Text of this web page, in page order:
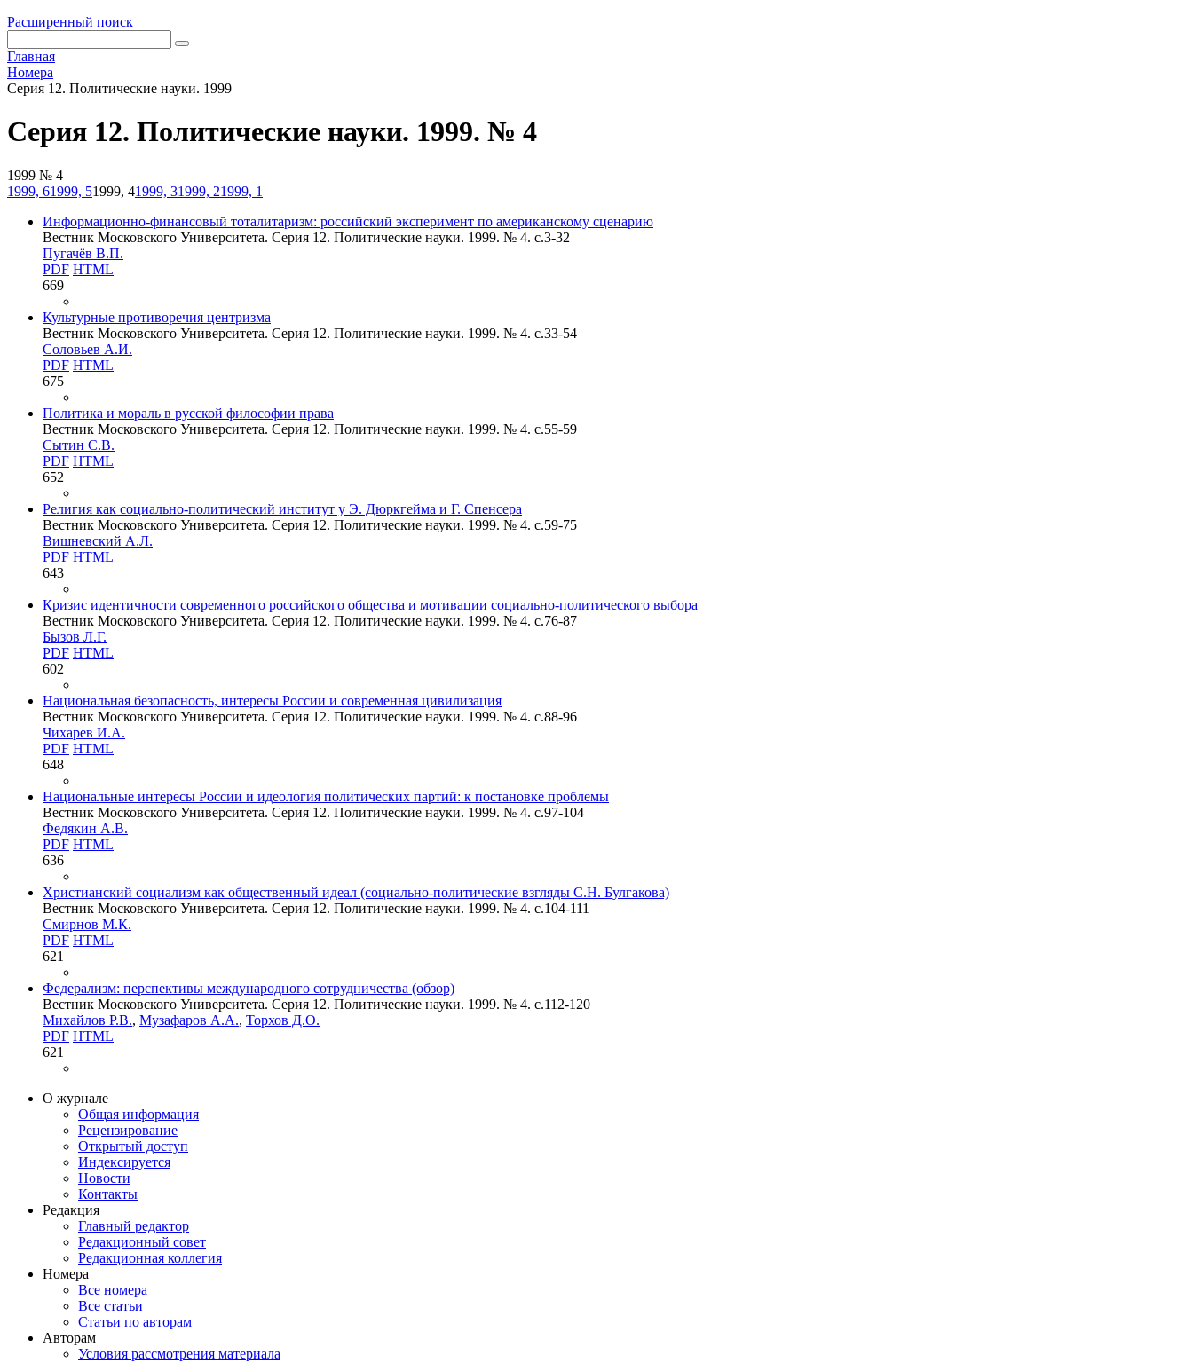
Расширенный поиск
Главная
Номера
Серия 12. Политические науки. 1999
Серия 12. Политические науки. 1999. № 4
1999 № 4
1999, 61999, 51999, 41999, 31999, 21999, 1
Информационно-финансовый тоталитаризм: российский эксперимент по американскому сценарию
Вестник Московского Университета. Серия 12. Политические науки. 1999. № 4. c.3-32
Пугачёв В.П.
PDF HTML
669
Культурные противоречия центризма
Вестник Московского Университета. Серия 12. Политические науки. 1999. № 4. c.33-54
Соловьев А.И.
PDF HTML
675
Политика и мораль в русской философии права
Вестник Московского Университета. Серия 12. Политические науки. 1999. № 4. c.55-59
Сытин С.В.
PDF HTML
652
Религия как социально-политический институт у Э. Дюркгейма и Г. Спенсера
Вестник Московского Университета. Серия 12. Политические науки. 1999. № 4. c.59-75
Вишневский А.Л.
PDF HTML
643
Кризис идентичности современного российского общества и мотивации социально-политического выбора
Вестник Московского Университета. Серия 12. Политические науки. 1999. № 4. c.76-87
Бызов Л.Г.
PDF HTML
602
Национальная безопасность, интересы России и современная цивилизация
Вестник Московского Университета. Серия 12. Политические науки. 1999. № 4. c.88-96
Чихарев И.А.
PDF HTML
648
Национальные интересы России и идеология политических партий: к постановке проблемы
Вестник Московского Университета. Серия 12. Политические науки. 1999. № 4. c.97-104
Федякин А.В.
PDF HTML
636
Христианский социализм как общественный идеал (социально-политические взгляды С.Н. Булгакова)
Вестник Московского Университета. Серия 12. Политические науки. 1999. № 4. c.104-111
Смирнов М.К.
PDF HTML
621
Федерализм: перспективы международного сотрудничества (обзор)
Вестник Московского Университета. Серия 12. Политические науки. 1999. № 4. c.112-120
Михайлов Р.В., Музафаров А.А., Торхов Д.О.
PDF HTML
621
О журнале
Общая информация
Рецензирование
Открытый доступ
Индексируется
Новости
Контакты
Редакция
Главный редактор
Редакционный совет
Редакционная коллегия
Номера
Все номера
Все статьи
Статьи по авторам
Авторам
Условия рассмотрения материала